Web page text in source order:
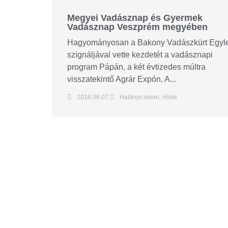
Megyei Vadásznap és Gyermek
Vadásznap Veszprém megyében
Hagyományosan a Bakony Vadászkürt
szignáljával vette kezdetét a vadásznapi
program Pápán, a két évtizedes múltra
visszatekintő Agrár Expón. A...
2016.06.07. Határon innen, Hírek